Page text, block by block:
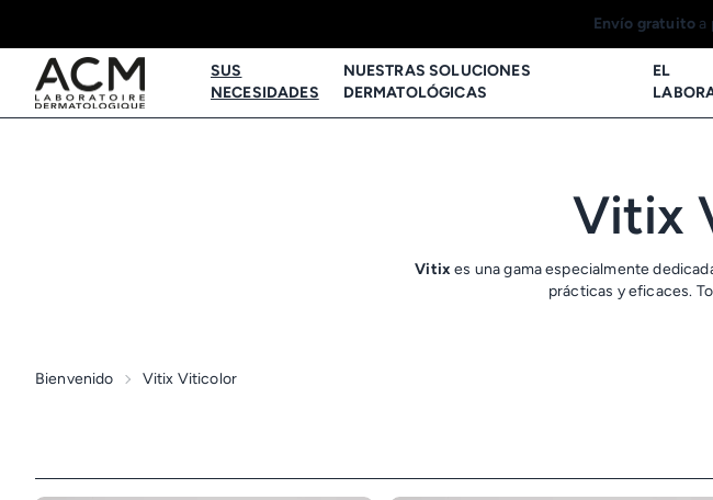
SUS
NECESIDADES
NUESTRAS SOLUCIONES
DERMATOLÓGICAS
EL
Vitix
Vitix es una gama especialmente
prácticas y eficaces.
Bienvenido Vitix Viticolor